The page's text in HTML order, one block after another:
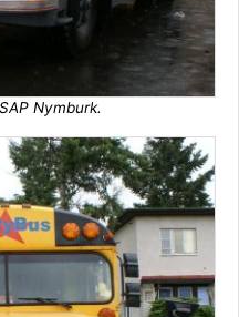
Nymburk.